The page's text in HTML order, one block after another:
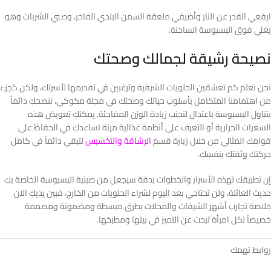
ارفعي القدر عن النار وأضيفي ملعقة السمن البلدي الفاخر، وصبي الشربات وهو
يغلي فوق البسبوسة الساخنة.
نصيحة رشيقة لجمالك وصحتك
نحن نعلم كم تعشقين الحلويات الشرقية وترغبين في تقديمها لأسرتك، ولكن كجزء
من اهتمامنا المتكامل بأسلوب حياتك وصحتك في مجلة مكوكي، ننصحكِ دائماً
بتناول البسبوسة باعتدال لتجنب زيادة الوزن المفاجئة. يمكنكِ تعويض هذه
السعرات الحرارية أو التعرف على أنظمة غذائية مرنة تساعدكِ في الحفاظ على
قوامك المثالي من خلال زيارة قسمالرشاقة والتخسيسلتبقي دائماً في كامل
حركتك وثقتك بنفسك.
إن تطبيقك لهذه الأسرار والخطوات بدقة سيجعل من صينية البسبوسة الخاصة بكِ
حديث العائلة، ولن تحتاجي بعد اليوم لشراء الحلويات من الخارج، فبين يديكِ الآن
خلاصة تجارب أشهر الشيفات والمحلات بطرق مبسطة ومضمونة ومصممة
خصيصاً لكل امرأة تبحث عن التميز في بيتها ومطبخها.
روابط تهمك